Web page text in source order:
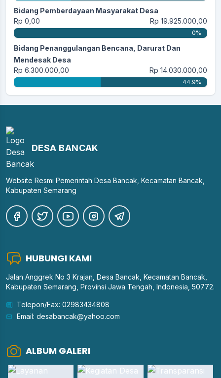
Bidang Pemberdayaan Masyarakat Desa
Rp 0,00
Rp 19.925.000,00
0%
Bidang Penanggulangan Bencana, Darurat Dan
Mendesak Desa
Rp 6.300.000,00
Rp 14.030.000,00
44.9%
DESA BANCAK
Website Resmi Pemerintah Desa Bancak, Kecamatan Bancak,
Kabupaten Semarang
HUBUNGI KAMI
Jalan Anggrek No 3 Krajan, Desa Bancak, Kecamatan Bancak,
Kabupaten Semarang, Provinsi Jawa Tengah, Indonesia, 50772.
Telepon/Fax: 02983434808
Email: desabancak@yahoo.com
ALBUM GALERI